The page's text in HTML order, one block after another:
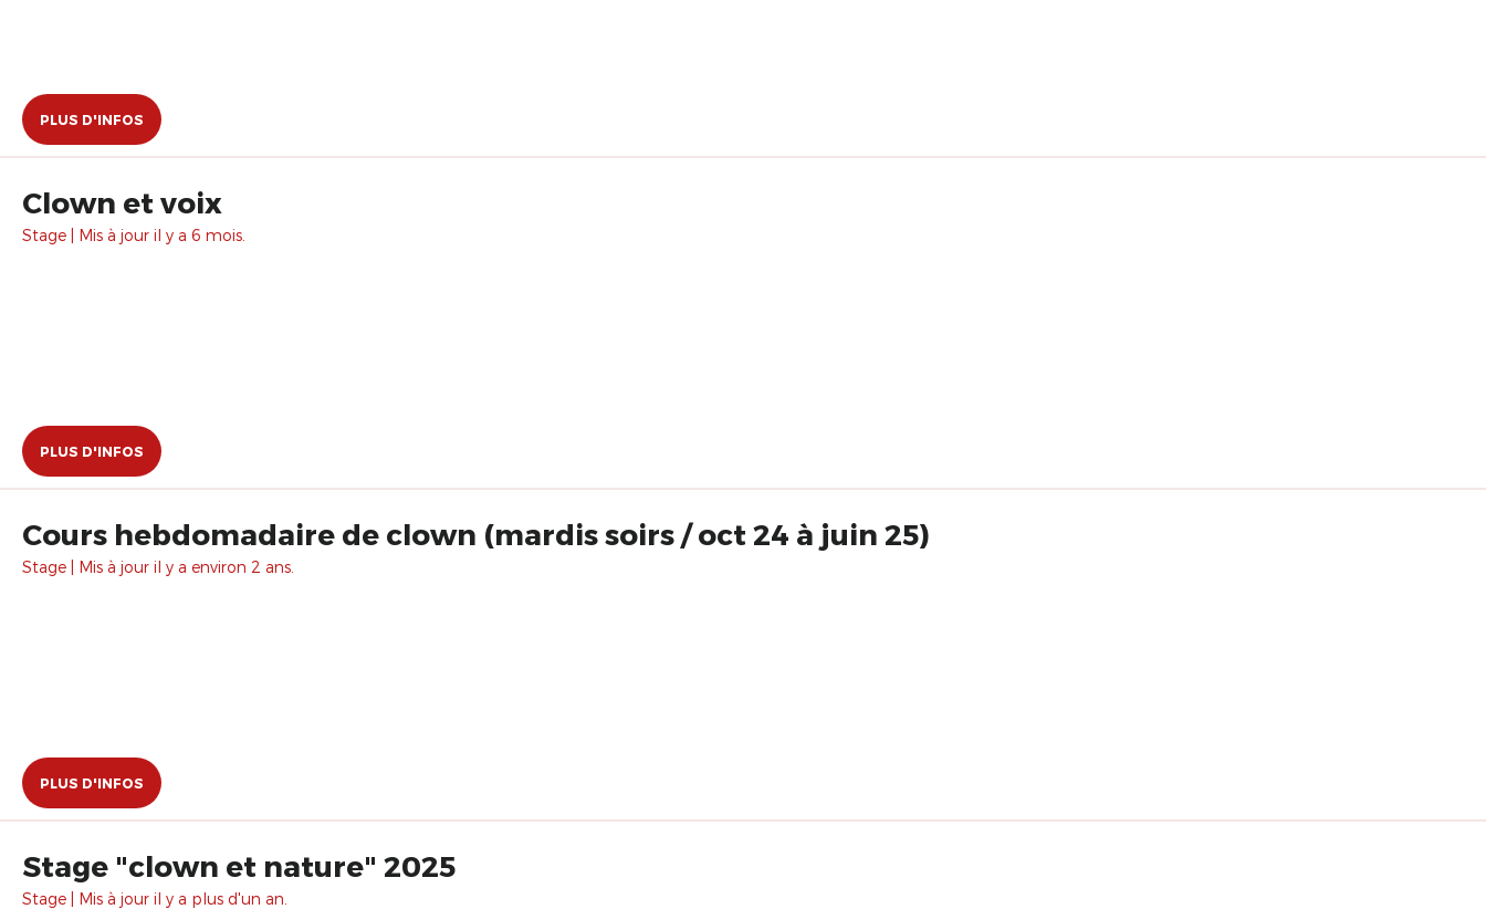
PLUS D'INFOS
Clown et voix
Stage | Mis à jour il y a 6 mois.
PLUS D'INFOS
Cours hebdomadaire de clown (mardis soirs / oct 24 à juin 25)
Stage | Mis à jour il y a environ 2 ans.
PLUS D'INFOS
Stage "clown et nature" 2025
Stage | Mis à jour il y a plus d'un an.